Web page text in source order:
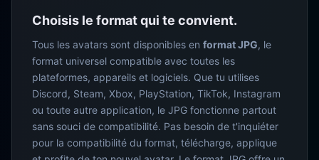
Choisis le format qui te convient.
Tous les avatars sont disponibles en format JPG, le
format universel compatible avec toutes les
plateformes, appareils et logiciels. Que tu utilises
Discord, Steam, Xbox, PlayStation, TikTok, Instagram
ou toute autre application, le JPG fonctionne partout
sans souci de compatibilité. Pas besoin de t'inquiéter
pour la compatibilité du format, télécharge, applique